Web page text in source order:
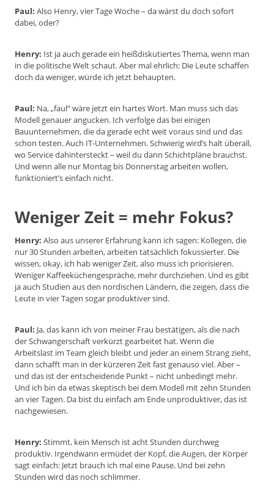
Paul: Also Henry, vier Tage Woche – da wärst du doch sofort
dabei, oder?
Henry: Ist ja auch gerade ein heißdiskutiertes Thema, wenn man
in die politische Welt schaut. Aber mal ehrlich: Die Leute schaffen
doch da weniger, würde ich jetzt behaupten.
Paul: Na, „faul“ wäre jetzt ein hartes Wort. Man muss sich das
Modell genauer angucken. Ich verfolge das bei einigen
Bauunternehmen, die da gerade echt weit voraus sind und das
schon testen. Auch IT-Unternehmen. Schwierig wird’s halt überall,
wo Service dahintersteckt – weil du dann Schichtpläne brauchst.
Und wenn alle nur Montag bis Donnerstag arbeiten wollen,
funktioniert’s einfach nicht.
Weniger Zeit = mehr Fokus?
Henry: Also aus unserer Erfahrung kann ich sagen: Kollegen, die
nur 30 Stunden arbeiten, arbeiten tatsächlich fokussierter. Die
wissen, okay, ich hab weniger Zeit, also muss ich priorisieren.
Weniger Kaffeeküchengespräche, mehr durchziehen. Und es gibt
ja auch Studien aus den nordischen Ländern, die zeigen, dass die
Leute in vier Tagen sogar produktiver sind.
Paul: Ja, das kann ich von meiner Frau bestätigen, als die nach
der Schwangerschaft verkürzt gearbeitet hat. Wenn die
Arbeitslast im Team gleich bleibt und jeder an einem Strang zieht,
dann schafft man in der kürzeren Zeit fast genauso viel. Aber –
und das ist der entscheidende Punkt – nicht unbedingt mehr.
Und ich bin da etwas skeptisch bei dem Modell mit zehn Stunden
an vier Tagen. Da bist du einfach am Ende unproduktiver, das ist
nachgewiesen.
Henry: Stimmt, kein Mensch ist acht Stunden durchweg
produktiv. Irgendwann ermüdet der Kopf, die Augen, der Körper
sagt einfach: Jetzt brauch ich mal eine Pause. Und bei zehn
Stunden wird das noch schlimmer.